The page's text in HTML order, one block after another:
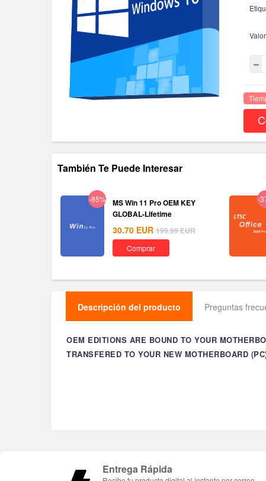
También Te Puede Interesar
-85%
MS Win 11 Pro OEM KEY
GLOBAL-Lifetime
30.70 EUR 199.99EUR
Comprar
-
Descripción del producto Preguntas
OEM EDITIONS ARE BOUND TO YOUR
TRANSFERED TO YOUR NEW MOTHERBOARD
Entrega Rápida